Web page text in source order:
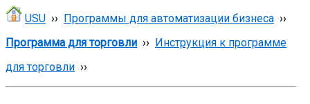
USU ›› Программы для автоматизации бизнеса ››
Программа для торговли ›› Инструкция к программе
для торговли ››